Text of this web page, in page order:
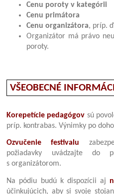
Cenu poroty v kategórii
Cenu primátora
Cenu organizátora, príp.
Organizátor má právo
poroty.
VŠEOBECNÉ
Korepetície pedagógov sú
príp. kontrabas. Výnimky po
Ozvučenie festivalu
požiadavky uvádzajte do
s organizátorom.
Na pódiu budú k dispozícii aj
účinkujúcich, aby si svoje